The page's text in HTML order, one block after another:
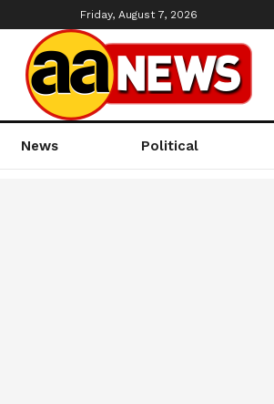
Friday, August 7, 2026
News Political